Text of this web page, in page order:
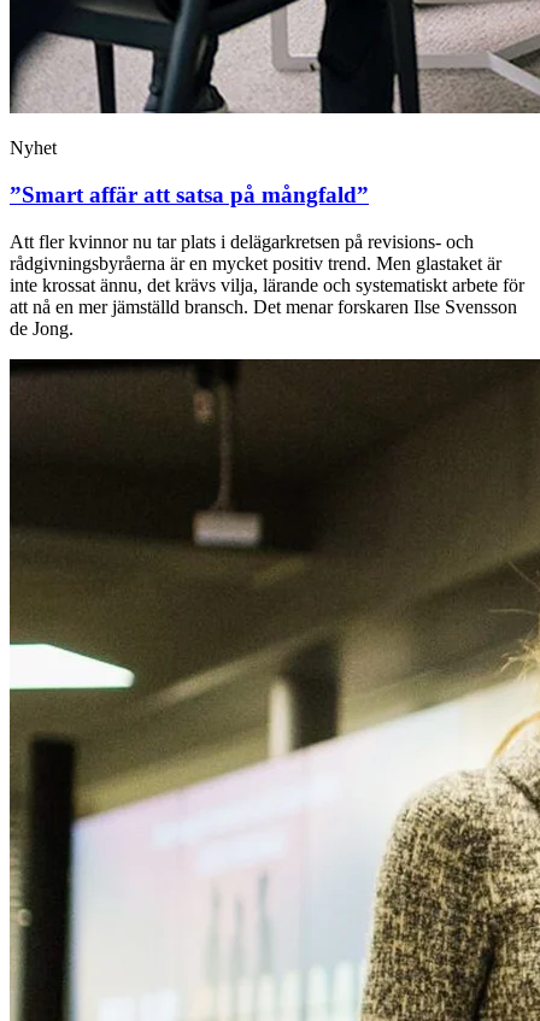
Nyhet
”Smart affär att satsa på mångfald”
Att fler kvinnor nu tar plats i delägarkretsen på revisions- och
rådgivningsbyråerna är en mycket positiv trend. Men glastaket är
inte krossat ännu, det krävs vilja, lärande och systematiskt arbete för
att nå en mer jämställd bransch. Det menar forskaren Ilse Svensson
de Jong.